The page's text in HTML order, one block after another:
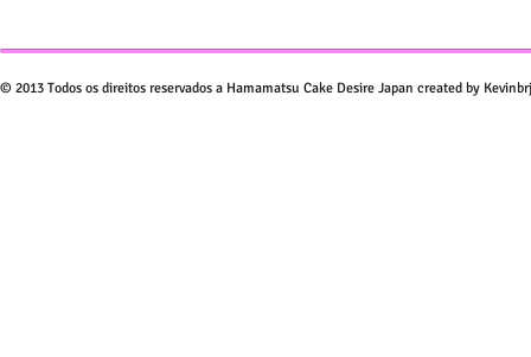
© 2013 Todos os direitos reservados a Hamamatsu Cake Desire Japan created by